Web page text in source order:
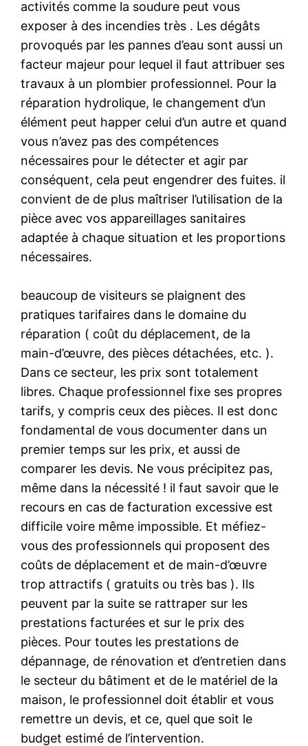
activités comme la soudure peut vous
exposer à des incendies très . Les dégâts
provoqués par les pannes d’eau sont aussi un
facteur majeur pour lequel il faut attribuer ses
travaux à un plombier professionnel. Pour la
réparation hydrolique, le changement d’un
élément peut happer celui d’un autre et quand
vous n’avez pas des compétences
nécessaires pour le détecter et agir par
conséquent, cela peut engendrer des fuites. il
convient de de plus maîtriser l’utilisation de la
pièce avec vos appareillages sanitaires
adaptée à chaque situation et les proportions
nécessaires.
beaucoup de visiteurs se plaignent des
pratiques tarifaires dans le domaine du
réparation ( coût du déplacement, de la
main-d’œuvre, des pièces détachées, etc. ).
Dans ce secteur, les prix sont totalement
libres. Chaque professionnel fixe ses propres
tarifs, y compris ceux des pièces. Il est donc
fondamental de vous documenter dans un
premier temps sur les prix, et aussi de
comparer les devis. Ne vous précipitez pas,
même dans la nécessité ! il faut savoir que le
recours en cas de facturation excessive est
difficile voire même impossible. Et méfiez-
vous des professionnels qui proposent des
coûts de déplacement et de main-d’œuvre
trop attractifs ( gratuits ou très bas ). Ils
peuvent par la suite se rattraper sur les
prestations facturées et sur le prix des
pièces. Pour toutes les prestations de
dépannage, de rénovation et d’entretien dans
le secteur du bâtiment et de le matériel de la
maison, le professionnel doit établir et vous
remettre un devis, et ce, quel que soit le
budget estimé de l’intervention.